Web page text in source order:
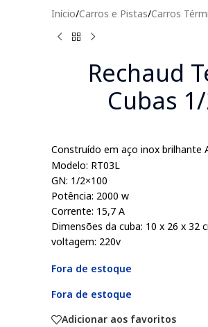
Início/Carros e Pistas/Carros
Rechaud
Cubas
Construído em aço inox brilhante
Modelo: RT03L
GN: 1/2×100
Potência: 2000 w
Corrente: 15,7 A
Dimensões da cuba: 10 x 26 x 32
voltagem: 220v
Fora de estoque
Fora de estoque
Adicionar aos favoritos